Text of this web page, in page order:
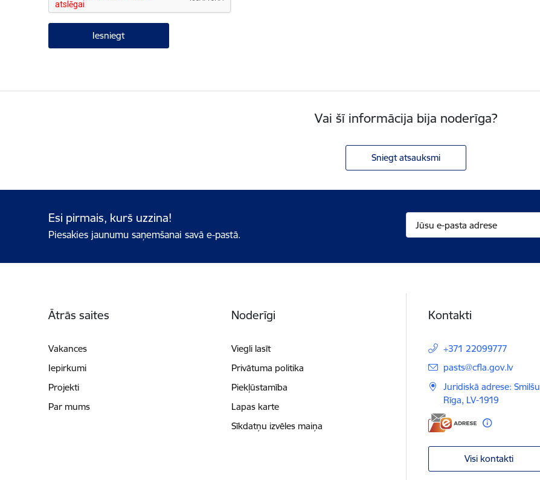
Vai šī informācija bija noderīga?
Sniegt atsauksmi
Esi pirmais, kurš uzzina!
Piesakies jaunumu saņemšanai savā e-pastā.
Ātrās saites
Vakances
Iepirkumi
Projekti
Par mums
Noderīgi
Viegli lasīt
Privātuma politika
Piekļūstamība
Lapas karte
Sīkdatņu izvēles maiņa
Kontakti
+371 22099777
E-pasts:
pasts@cfla.gov.lv
Juridiskā adrese:
Rīga, LV-1919
Visi kontakti